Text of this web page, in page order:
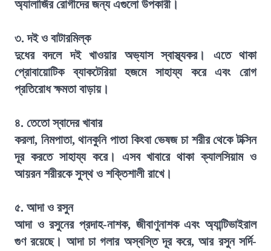
অ্যালার্জির রোগীদের জন্য এগুলো উপকারী।
৩. দই ও বাটারমিল্ক
দুধের বদলে দই খাওয়ার অভ্যাস স্বাস্থ্যকর। এতে থাকা
প্রোবায়োটিক ব্যাকটেরিয়া হজমে সাহায্য করে এবং রোগ
প্রতিরোধ ক্ষমতা বাড়ায়।
৪. তেতো স্বাদের খাবার
করলা, নিমপাতা, থানকুনি পাতা কিংবা ভেষজ চা শরীর থেকে টক্সিন
দূর করতে সাহায্য করে। এসব খাবারে থাকা ক্যালসিয়াম ও
আয়রন শরীরকে সুস্থ ও শক্তিশালী রাখে।
৫. আদা ও রসুন
আদা ও রসুনের প্রদাহ-নাশক, জীবাণুনাশক এবং অ্যান্টিভাইরাল
গুণ রয়েছে। আদা চা গলার অস্বস্তি দূর করে, আর রসুন সর্দি-